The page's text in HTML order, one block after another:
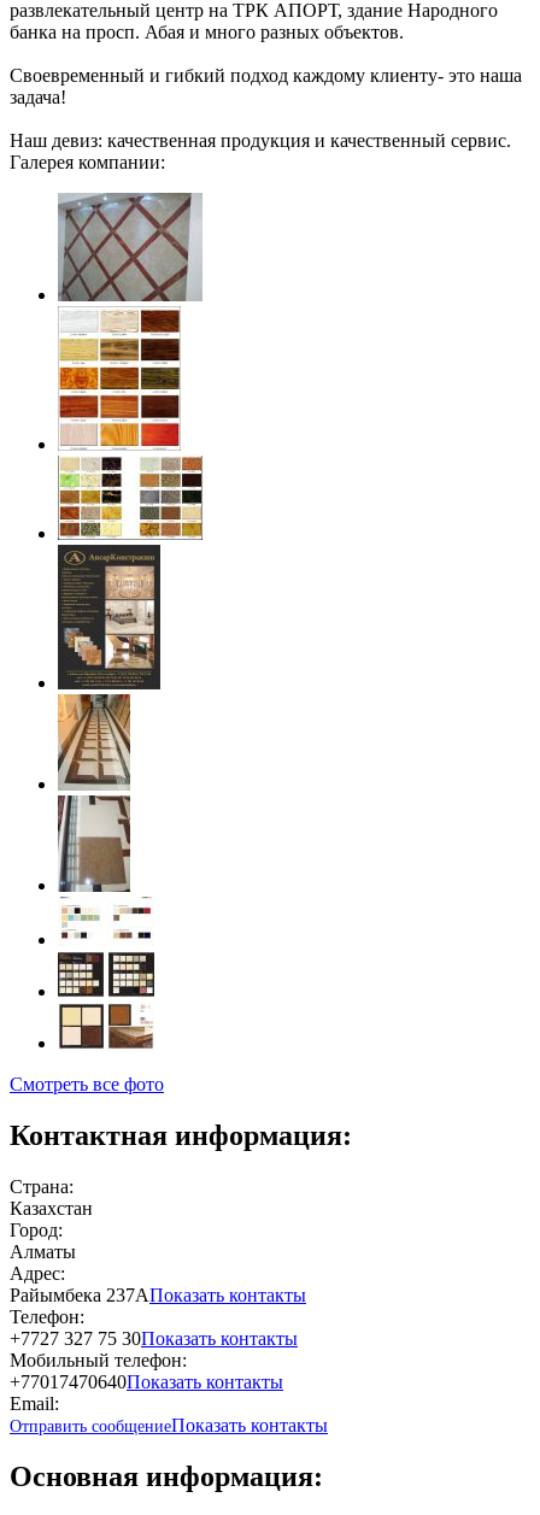
развлекательный центр на ТРК АПОРТ, здание Народного
банка на просп. Абая и много разных объектов.
Своевременный и гибкий подход каждому клиенту- это наша
задача!
Наш девиз: качественная продукция и качественный сервис.
Галерея компании:
Смотреть все фото
Контактная информация:
Страна:
Казахстан
Город:
Алматы
Адрес:
Райымбека 237АПоказать контакты
Телефон:
+7727 327 75 30Показать контакты
Мобильный телефон:
+77017470640Показать контакты
Email:
Отправить сообщениеПоказать контакты
Основная информация: